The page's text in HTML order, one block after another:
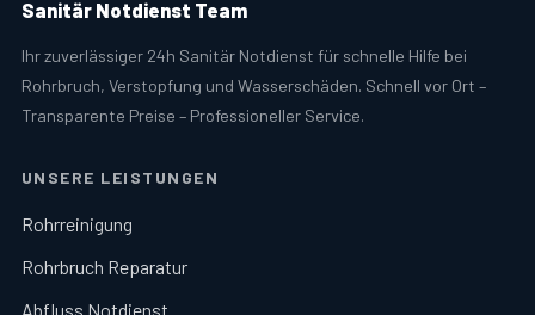
Sanitär Notdienst Team
Ihr zuverlässiger 24h Sanitär Notdienst für schnelle Hilfe bei
Rohrbruch, Verstopfung und Wasserschäden. Schnell vor Ort –
Transparente Preise – Professioneller Service.
UNSERE LEISTUNGEN
Rohrreinigung
Rohrbruch Reparatur
Abfluss Notdienst